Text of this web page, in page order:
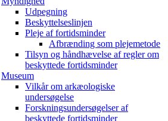
Udpegning
Beskyttelseslinjen
Pleje af fortidsminder
Afbrænding som plejemetode
Tilsyn og håndhævelse af regler om
beskyttede fortidsminder
Museum
Vilkår om arkæologiske
undersøgelse
Forskningsundersøgelser af
beskyttede fortidsminder